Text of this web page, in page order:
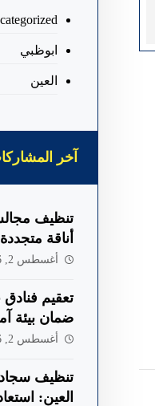
ابوظبي
العين
آخر
تنظيف
أناقة متجددة
أغسطس 2, 2026
تعقيم
ضمان بيئة
أغسطس 2, 2026
تنظيف
العين: